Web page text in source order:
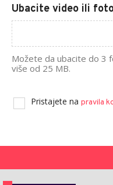
Ubacite video ili
Možete da ubacite do 3
više od 25 MB.
Pristajete na pravila